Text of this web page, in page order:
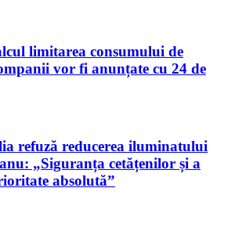
limitarea consumului de
vor fi anunțate cu 24 de
refuză reducerea iluminatului
„Siguranța cetățenilor și a
absolută”